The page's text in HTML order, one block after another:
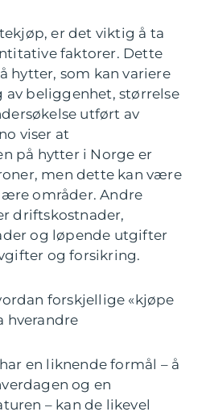
er det viktig å ta
faktorer. Dette
hytter, som kan variere
beliggenhet, størrelse
utført av
viser at
på hytter i Norge er
men dette kan være
områder. Andre
driftskostnader,
og løpende utgifter
og forsikring.
forskjellige «kjøpe
hverandre
en liknende formål – å
og en
– kan de likevel